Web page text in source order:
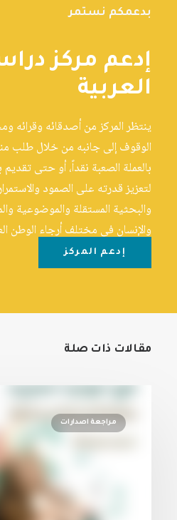
بدعمكم نستمر
إدعم مركز
العربية
ينتظر المركز من أصدقائه وقرائه
الوقوف إلى جانبه من خلال طلب
بالعملة الصعبة نقداً، أو حتى
لتعزيز قدرته على الصمود
والبحثية المستقلة والموضوعية
والإنسان في مختلف أرجاء الوطن
إدعم المركز
مقالات ذات صلة
مراجعة اصدارات